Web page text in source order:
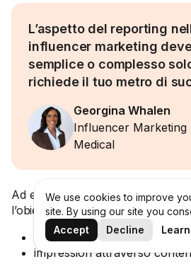
L’aspetto del reporting
influencer marketing
semplice o complesso
richiede il tuo metro di
Georgina Whalen
Influencer Marketing
Medical
Ad esempio, in One Medical a
l’obiettivo di aumentare del 25%
contenuti generati dagli
impression attraverso
We use cookies to improve
site. By using our site you
Accept
Decline